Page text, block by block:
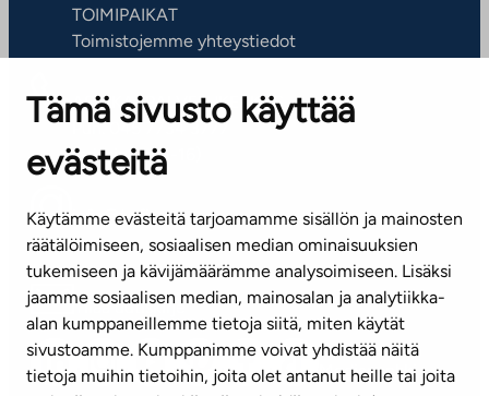
Tämä sivusto käyttää
evästeitä
Käytämme evästeitä tarjoamamme sisällön ja mainosten
räätälöimiseen, sosiaalisen median ominaisuuksien
tukemiseen ja kävijämäärämme analysoimiseen. Lisäksi
jaamme sosiaalisen median, mainosalan ja analytiikka-
alan kumppaneillemme tietoja siitä, miten käytät
sivustoamme. Kumppanimme voivat yhdistää näitä
tietoja muihin tietoihin, joita olet antanut heille tai joita
TOIMIPAIKAT
Toimistojemme yhteystiedot
ASIAKASPALVELUKESKUS
Puh. 045 7734 3777
(arkisin klo 8-16)
info@ta.fi
Tilaa uutiskirje
Mediapankki